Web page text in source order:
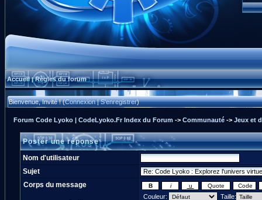
Accueil|Règles du forum
Bienvenue, Invité ! (Connexion|S'enregistrer)
Forum Code Lyoko | CodeLyoko.Fr Index du Forum -> Communauté -> Jeux et
Poster une réponse
Nom d'utilisateur
Sujet
Corps du message
Couleur: Taille: